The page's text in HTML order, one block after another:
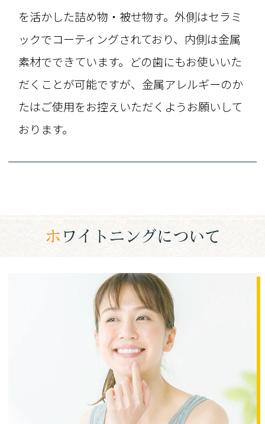
を活かした詰め物・被せ物す。外側はセラミ
ックでコーティングされており、内側は金属
素材でできています。どの歯にもお使いいた
だくことが可能ですが、金属アレルギーのか
たはご使用をお控えいただくようお願いして
おります。
ホワイトニングについて